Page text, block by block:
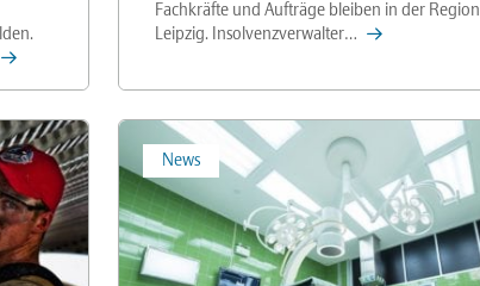
Fachkräfte und Aufträge bleiben in der Region
Leipzig. Insolvenzverwalter…
News